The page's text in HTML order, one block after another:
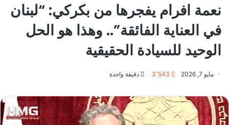
نعمة افرام يفجرها من بكركي: “لبنان
في العناية الفائقة”.. وهذا هو الحل
الوحيد للسيادة الحقيقية
مايو 7, 2026 3٬543 دقيقة واحدة